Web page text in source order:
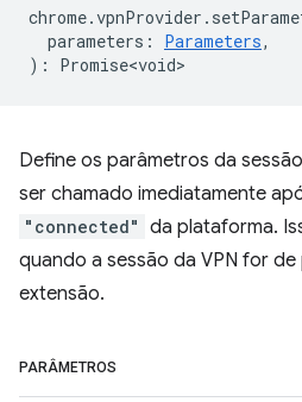
chrome.vpnProvider .
parameters : Parameters,
) : Promise<void>
Define os parâmetros da
ser chamado imediatamente
"connected" da plataforma.
quando a sessão da VPN for
extensão.
PARÂMETROS